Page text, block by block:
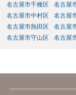
討ください。
名古屋市千種区
名古屋
名古屋市中村区
名古屋
名古屋市熱田区
名古屋
名古屋市守山区
名古屋